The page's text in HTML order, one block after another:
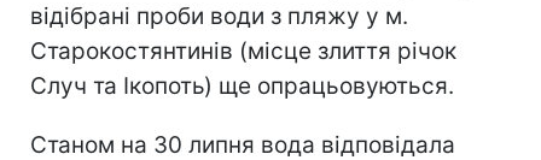
відібрані проби води з пляжу у м.
Старокостянтинів (місце злиття річок
Случ та Ікопоть) ще опрацьовуються.
Станом на 30 липня вода відповідала